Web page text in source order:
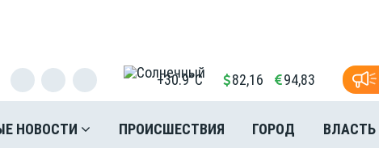
+30.9°C 82,16 94,83
НОВОСТИ ПРОИСШЕСТВИЯ ГОРОД ВЛАСТЬ